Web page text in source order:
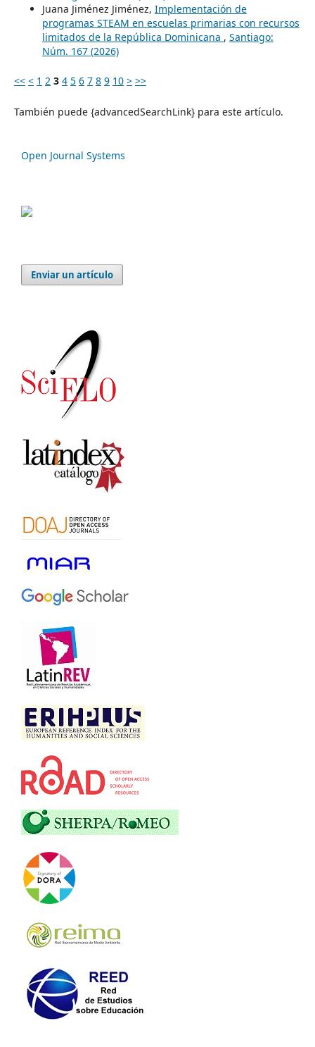
Juana Jiménez Jiménez, Implementación de
programas STEAM en escuelas primarias con recursos
limitados de la República Dominicana , Santiago:
Núm. 167 (2026)
<< < 1 2 3 4 5 6 7 8 9 10 > >>
También puede {advancedSearchLink} para este artículo.
Open Journal Systems
Enviar un artículo